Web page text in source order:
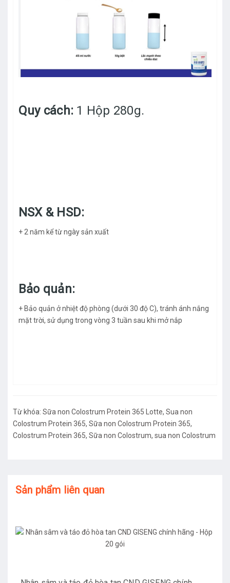
Quy cách: 1 Hộp 280g.
NSX & HSD:
+ 2 năm kể từ ngày sản xuất
Bảo quản:
+ Bảo quản ở nhiệt độ phòng (dưới 30 độ C), tránh ánh nắng
mặt trời, sử dụng trong vòng 3 tuần sau khi mở nắp
Từ khóa: Sữa non Colostrum Protein 365 Lotte, Sua non
Colostrum Protein 365, Sữa non Colostrum Protein 365,
Colostrum Protein 365, Sữa non Colostrum, sua non Colostrum
Sản phẩm liên quan